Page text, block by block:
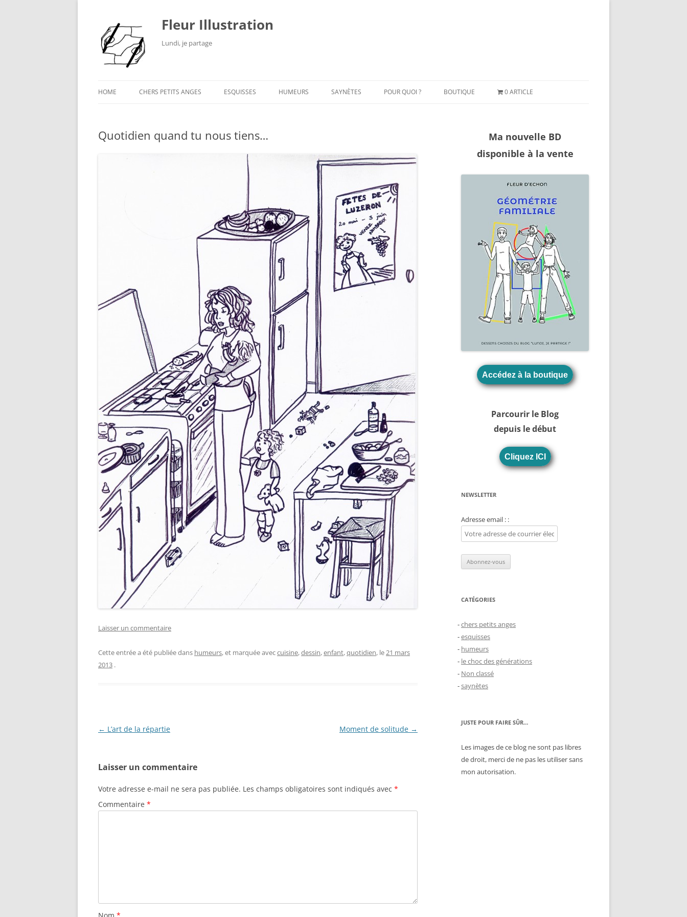
Fleur Illustration
Lundi, je partage
HOME CHERS PETITS ANGES ESQUISSES HUMEURS SAYNÈTES POUR QUOI ? BOUTIQUE 0 ARTICLE
Quotidien quand tu nous tiens…
Laisser un commentaire
Cette entrée a été publiée dans humeurs, et marquée aveccuisine,dessin,enfant,quotidien, le21 mars
2013 .
Navigation
← L’art de la répartie Moment de solitude →
Laisser un commentaire
Votre adresse e-mail ne sera pas publiée. Les champs obligatoires sont indiqués avec *
Commentaire *
Ma nouvelle BD
disponible à la vente
Accédez à la boutique
Parcourir le Blog
depuis le début
Cliquez ICI
NEWSLETTER
Adresse email : :
CATÉGORIES
chers petits anges
esquisses
humeurs
le choc des générations
Non classé
saynètes
JUSTE POUR FAIRE SÛR…
Les images de ce blog ne sont pas libres
de droit, merci de ne pas les utiliser sans
mon autorisation.